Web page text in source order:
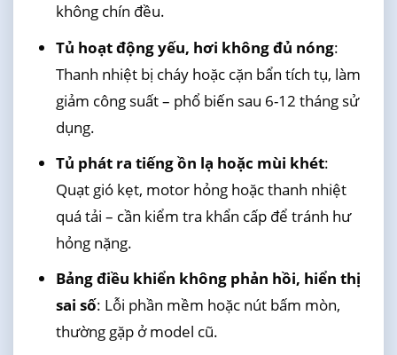
không chín đều.
Tủ hoạt động yếu, hơi không đủ nóng:
Thanh nhiệt bị cháy hoặc cặn bẩn tích tụ, làm
giảm công suất – phổ biến sau 6-12 tháng sử
dụng.
Tủ phát ra tiếng ồn lạ hoặc mùi khét:
Quạt gió kẹt, motor hỏng hoặc thanh nhiệt
quá tải – cần kiểm tra khẩn cấp để tránh hư
hỏng nặng.
Bảng điều khiển không phản hồi, hiển thị
sai số: Lỗi phần mềm hoặc nút bấm mòn,
thường gặp ở model cũ.